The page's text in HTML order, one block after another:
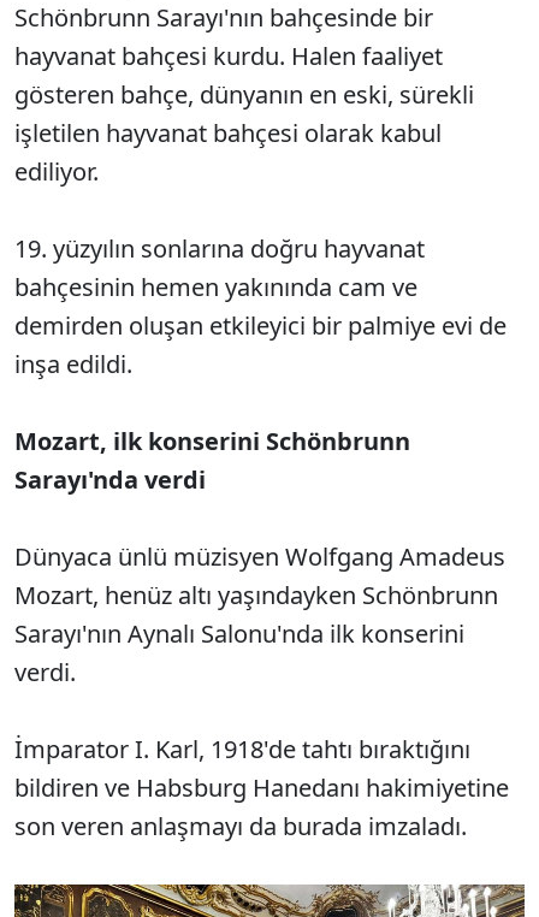
Schönbrunn Sarayı'nın bahçesinde bir
hayvanat bahçesi kurdu. Halen faaliyet
gösteren bahçe, dünyanın en eski, sürekli
işletilen hayvanat bahçesi olarak kabul
ediliyor.
19. yüzyılın sonlarına doğru hayvanat
bahçesinin hemen yakınında cam ve
demirden oluşan etkileyici bir palmiye evi de
inşa edildi.
Mozart, ilk konserini Schönbrunn
Sarayı'nda verdi
Dünyaca ünlü müzisyen Wolfgang Amadeus
Mozart, henüz altı yaşındayken Schönbrunn
Sarayı'nın Aynalı Salonu'nda ilk konserini
verdi.
İmparator I. Karl, 1918'de tahtı bıraktığını
bildiren ve Habsburg Hanedanı hakimiyetine
son veren anlaşmayı da burada imzaladı.